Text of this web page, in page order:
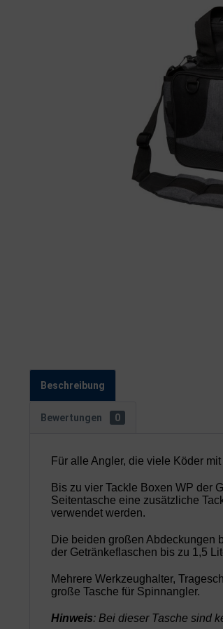
Beschreibung
Bewertungen 0
Für alle Angler, die viele Köder
Bis zu vier Tackle Boxen WP der
Seitentasche eine zusätzliche
verwendet werden.
Die beiden großen Abdeckungen
der Getränkeflaschen bis zu 1,5
Mehrere Werkzeughalter,
große Tasche für Spinnangler.
Hinweis: Bei dieser Tasche sind